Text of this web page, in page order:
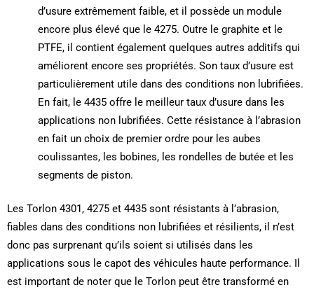
d’usure extrêmement faible, et il possède un module
encore plus élevé que le 4275. Outre le graphite et le
PTFE, il contient également quelques autres additifs qui
améliorent encore ses propriétés. Son taux d’usure est
particulièrement utile dans des conditions non lubrifiées.
En fait, le 4435 offre le meilleur taux d’usure dans les
applications non lubrifiées. Cette résistance à l’abrasion
en fait un choix de premier ordre pour les aubes
coulissantes, les bobines, les rondelles de butée et les
segments de piston.
Les Torlon 4301, 4275 et 4435 sont résistants à l’abrasion,
fiables dans des conditions non lubrifiées et résilients, il n’est
donc pas surprenant qu’ils soient si utilisés dans les
applications sous le capot des véhicules haute performance. Il
est important de noter que le Torlon peut être transformé en